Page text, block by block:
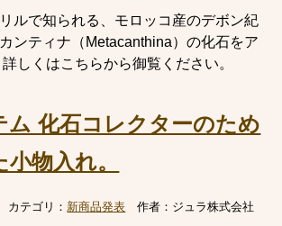
ルで知られる、モロッコ産のデボン紀
ンティナ（Metacanthina）の化石をア
しくはこちらから御覧ください。
ム 化石コレクターのため
物入れ。
カテゴリ： 新商品発表 作者： ジュラ株式会社